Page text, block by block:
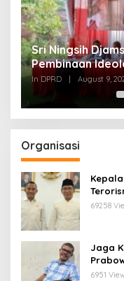
Sri Ningsih
Pembinaan
Kebangsaan
Diamalkan
In DPRD August 9,
Organisasi
Ketua
69258
Jaga
6951